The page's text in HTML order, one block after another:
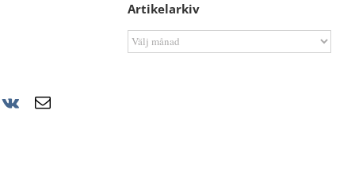
Vk
E-
Artikelarkiv
Artikelarkiv